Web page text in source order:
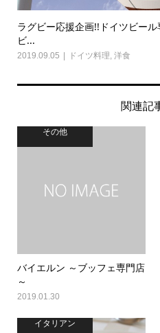
ラグビー応援企画!!ドイツビー
ビ...
2019.09.05 ドイツ料理 洋食
関連記
その他
バイエルン ～ブッフェ専門店
～
2019.01.30
イタリアン